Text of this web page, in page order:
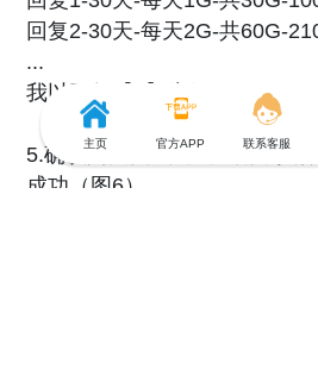
回复2-30天-每天2G-共60G-
...
我以回复【1】为例
5.确认购买回复【1】话费余
主页 官方APP 联系客服